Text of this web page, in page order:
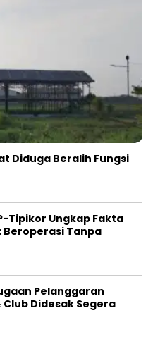
Diduga Beralih Fungsi
Tipikor Ungkap Fakta
Beroperasi Tanpa
Pelanggaran
Club Didesak Segera